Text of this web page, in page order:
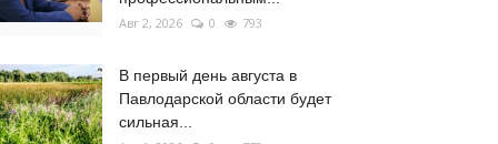
Авг 2, 2026 0 793
В первый день августа в
Павлодарской области будет
сильная...